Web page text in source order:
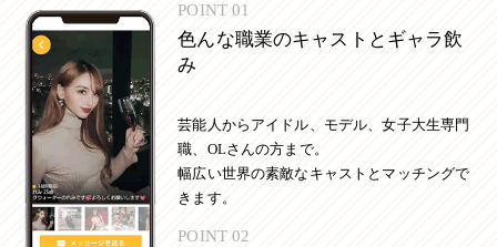
POINT 01
色んな職業のキャストとギャラ飲
み
芸能人からアイドル、モデル、女子大生専門
職、OLさんの方まで。
幅広い世界の素敵なキャストとマッチングで
きます。
POINT 02